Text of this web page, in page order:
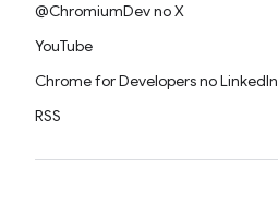
@ChromiumDev no X
YouTube
Chrome for Developers no LinkedIn
RSS